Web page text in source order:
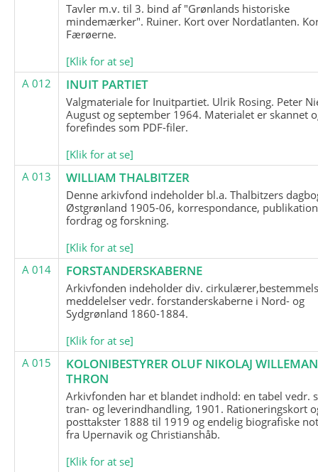
Tavler m.v. til 3. bind af "Grønlands historiske
mindemærker". Ruiner. Kort over Nordatlanten.
Færøerne.
[Klik for at se]
A 012
INUIT PARTIET
Valgmateriale for Inuitpartiet. Ulrik Rosing. Peter
August og september 1964. Materialet er skannet
forefindes som PDF-filer.
[Klik for at se]
A 013
WILLIAM THALBITZER
Denne arkivfond indeholder bl.a. Thalbitzers
Østgrønland 1905-06, korrespondance,
fordrag og forskning.
[Klik for at se]
A 014
FORSTANDERSKABERNE
Arkivfonden indeholder div.
meddelelser vedr. forstanderskaberne i Nord- og
Sydgrønland 1860-1884.
[Klik for at se]
A 015
KOLONIBESTYRER OLUF NIKOLAJ
THRON
Arkivfonden har et blandet indhold: en tabel vedr.
tran- og leverindhandling, 1901. Rationeringskort
posttakster 1888 til 1919 og endelig biografiske
fra Upernavik og Christianshåb.
[Klik for at se]